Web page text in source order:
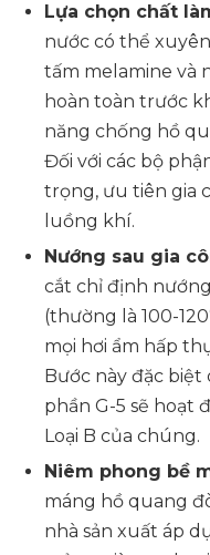
Lựa chọn chất
nước có thể
tấm melamine và
hoàn toàn trước
năng chống hồ
Đối với các bộ
trọng, ưu tiên gia
luồng khí.
Nướng sau gia
cắt chỉ định
(thường là 100-
mọi hơi ẩm hấp
Bước này đặc
phần G-5 sẽ hoạt
Loại B của chúng.
Niêm phong bề
máng hồ quang
nhà sản xuất áp